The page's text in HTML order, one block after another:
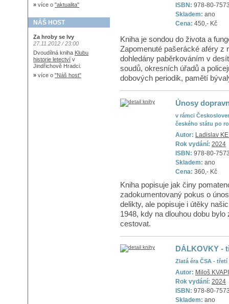
» více o "aktualita"
NÁŠ HOST
Za hroby se lvy
27.11.2012 / 23:00
Dvoudílná kniha Klubu
historie letectví v
Jindřichově Hradci.
» více o "Náš host"
ISBN: 978-80-
Skladem: ano
Cena: 450,- Kč
Kniha je sondou do života a
Zapomenuté pašerácké aféry z
dohledány paběrkováním v
soudů, okresních úřadů a
dobových periodik, pamětí
Únosy
v rámci
českého státu po
Autor: Ladislav
Rok vydání: 2024
ISBN: 978-80-
Skladem: ano
Cena: 360,- Kč
Kniha popisuje jak činy
zadokumentovaný pokus o
delikty, ale popisuje i útěky
1948, kdy na dlouhou dobu
cestovat.
DÁLKOVKY -
Zlatá éra ČSA -
Autor: Miloš
Rok vydání: 2024
ISBN: 978-80-
Skladem: ano